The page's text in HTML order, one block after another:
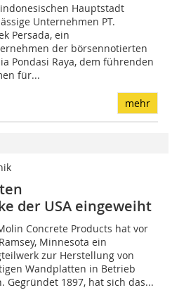
Hauptstadt
Unternehmen PT.
Persada, ein
der börsennotierten
Pondasi Raya, dem führenden
für...
mehr
der USA eingeweiht
Concrete Products hat vor
Minnesota ein
zur Herstellung von
Wandplatten in Betrieb
Gegründet 1897, hat sich das...